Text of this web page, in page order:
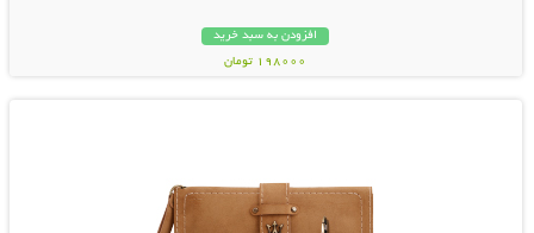
افزودن به سبد خرید
198000 تومان
نمایش توضیحات بیشتر